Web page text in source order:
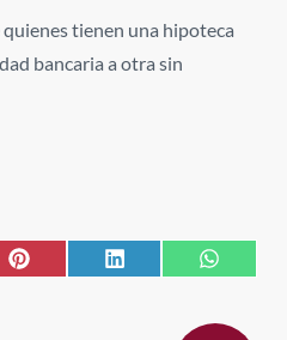
tienen una hipoteca
bancaria a otra sin
Pinterest LinkedIn